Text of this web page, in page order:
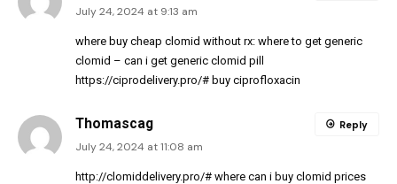
July 24, 2024 at 9:13 am
where buy cheap clomid without rx: where to get generic
clomid – can i get generic clomid pill
https://ciprodelivery.pro/# buy ciprofloxacin
Thomascag
July 24, 2024 at 11:08 am
http://clomiddelivery.pro/# where can i buy clomid prices
Reply